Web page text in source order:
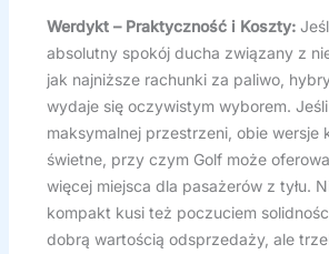
Werdykt – Praktyczność i Koszty:
absolutny spokój ducha związany z
jak najniższe rachunki za paliwo,
wydaje się oczywistym wyborem.
maksymalnej przestrzeni, obie wersje
świetne, przy czym Golf może
więcej miejsca dla pasażerów z tyłu.
kompakt kusi też poczuciem
dobrą wartością odsprzedaży, ale